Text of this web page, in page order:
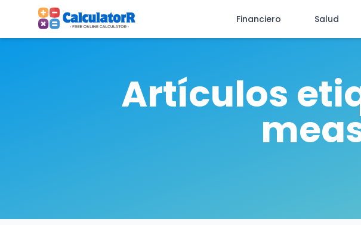
Financiero Salud
Artículos